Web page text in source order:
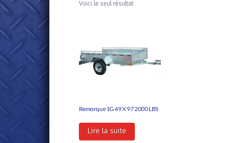
Voici le seul résultat
Remorque 1G 49 X 97 2000 LBS
Lire la suite